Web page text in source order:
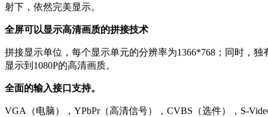
射下，依然完美显示。
全屏可以显示高清画质的拼接技术
拼接显示单位，每个显示单元的分辨率为1366*768；同时，
显示到1080P的高清画质。
全面的输入接口支持。
VGA（电脑），YPbPr（高清信号），CVBS（选件），S-